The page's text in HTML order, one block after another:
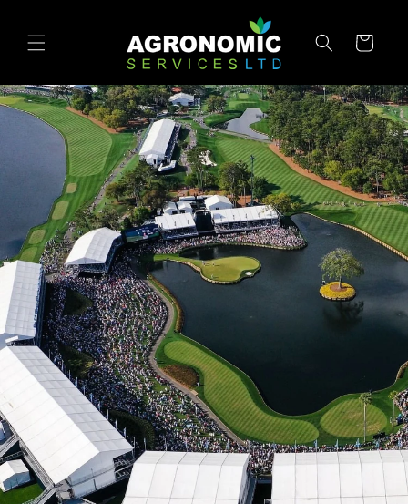
AI CONTENUTI
Carrello